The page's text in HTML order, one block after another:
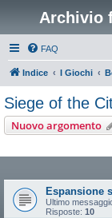
Archivio
FAQ
Indice I Giochi
Siege of the
Nuovo argomento
Espansione
Ultimo
Risposte: 10